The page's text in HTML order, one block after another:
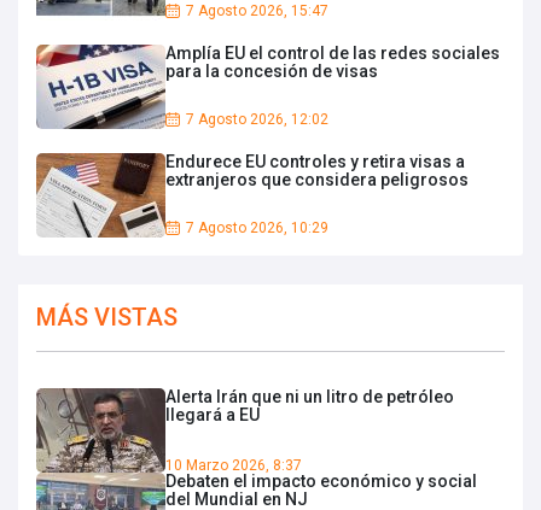
7 Agosto 2026, 15:47
Amplía EU el control de las redes sociales
para la concesión de visas
7 Agosto 2026, 12:02
Endurece EU controles y retira visas a
extranjeros que considera peligrosos
7 Agosto 2026, 10:29
MÁS VISTAS
Alerta Irán que ni un litro de petróleo
llegará a EU
10 Marzo 2026, 8:37
Debaten el impacto económico y social
del Mundial en NJ